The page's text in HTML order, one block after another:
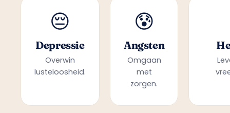
😔
Depressie
Overwin
lusteloosheid.
😰
Angsten
Omgaan
met
zorgen.